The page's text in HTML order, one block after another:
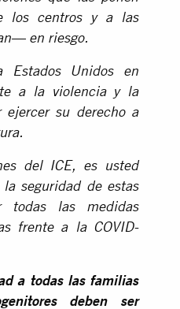
los centros y a las
en riesgo.
Estados Unidos en
a la violencia y la
ejercer su derecho a
del ICE, es usted
seguridad de estas
todas las medidas
frente a la COVID-
a todas las familias
deben ser